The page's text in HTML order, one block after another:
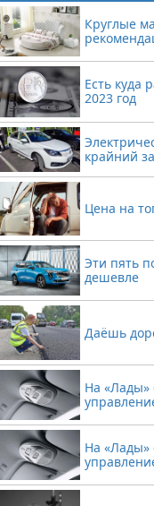
Круглые
Есть куда
2023 год
крайний
Цена на
Эти пять
дешевле
Даёшь
На «Лады»
На «Лады»